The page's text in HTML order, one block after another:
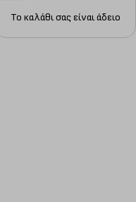
Το καλάθι σας είναι άδειο